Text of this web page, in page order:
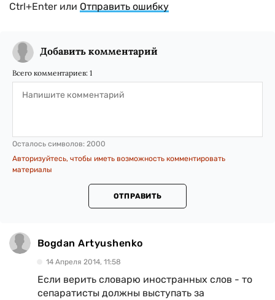
Ctrl+Enter или Отправить ошибку
Добавить комментарий
Всего комментариев: 1
Осталось символов: 2000
Авторизуйтесь, чтобы иметь возможность комментировать
материалы
ОТПРАВИТЬ
Bogdan Artyushenko
14 Апреля 2014, 11:58
Если верить словарю иностранных слов - то
сепаратисты должны выступать за